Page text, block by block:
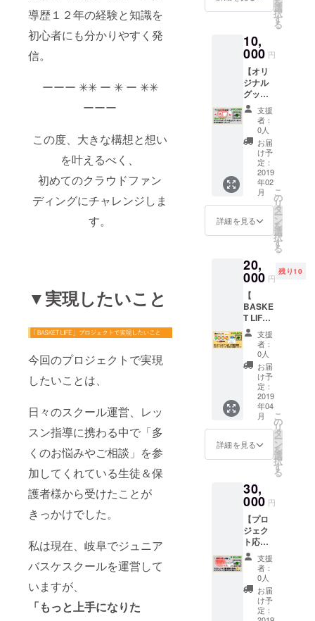
導歴１２年の経験と知識を
初心者にも分かりやすく発
信。
ーーー ✳︎✳︎ ー ✳︎ ー ✳︎✳︎
ーーー
この度、大きな構想と想い
を叶えるべく、
初めてのクラウドファン
ディングにチャレンジしま
す。
▼実現したいこと
今回のプロジェクトで実現
したいことは、
日々のスクール運営、レッ
スン指導に携わる中で「多
くのお悩みやご相談」を参
加してくれている生徒＆保
護者様から受けたことが
きっかけでした。
私は現在、岐阜でジュニア
バスケスクールを運営して
いますが、
「もっと上手になりた
阜・池田町
習施設を創
立。【少人
数・技術指
導】に特化
したバスケ
スクールを
運営し、今
までに３０
０人を越え
る生徒に指
導を行う。
・Your
たの専属
コーチ」運
https://aotats
u.com 》
→「あなた
のもっと上
達したいを
叶える」を
コンセプト
に、バス
ケ・水泳・
コーチング
門的な情報
を発信。月
間２〜３万
PVのアクセ
スと「バス
ケお悩み相
談サービ
ス」登録者
は累計１４
員登
経過前
に事前
にサ
ポート
までご
連絡く
ださ
い。
メッ
ロジェ
クト終
了後の
2019年
2月中に
お送り
致しま
す。
は、
2019年
4月末頃
を予定
してお
りま
す。 →
完成次
第、
メール
にて会
員様専
用Web
サイト
へのア
方法と
会員登
のご案
内メー
ルを送
付致し
ます。
※会員登
録後
２ヶ月
経過す
ると自
動更新
となり
ますの
で、更
新され
合は会
員登
経過前
に事前
にサ
ポート
までご
連絡く
ださ
い。
ケー
ス」の
４種類
からお
選びい
ただけ
ます。
※オリジ
ナル
グッズ
希望商
品２点
を備考
欄に記
載して
いただ
きます
す。 ※
ご登録
いただ
いた
メール
アドレ
スへお
礼動画
メッ
セージ
をお送
り致し
ます。
※オリジ
ナル
＆お礼
メッ
ロジェ
クト終
了後の
2019年
2月中に
お送り
致しま
す。
月間、
無料招
『全150
本の動
画レッ
スン見
放題』
＆『テ
スト機
能・
コーチ
ングサ
ポー
ト』を
ご利用
可能で
す。
（※通常
料金で
¥1,500~
¥2,000
程度、
お得に
ご利用
できま
す） ご
支援の
お礼
メッ
セージ
も添え
てお届
けしま
す。 ※
オンラ
インス
は、
2019年
4月末頃
を予定
してお
りま
す。 →
完成次
第、
メール
にて会
員様専
選
択
す
る
10,
000 円
【オリ
ジナル
グッズ
４点全
てプレ
ゼント
＆お礼
メッ
セー
ジ】 プ
ロジェ
クト応
援の感
謝の気
持ちと
して、
ナル
グッズ
４点全
てとお
礼動画
メッ
セージ
をお届
けしま
す。 オ
リジナ
ルグッ
ズは、
「マグ
カッ
プ・ス
マホリ
ル・
キー
ケー
ス」の
４種類
のお届
けとな
りま
す。 ※
ご登録
いただ
いた
支援
者：
0人
お届
け予
定：
2019
年02
月
詳細を見る
こ
の
リ
タ
ー
ン
を
選
択
す
る
20,
000 円
残り10
【
BASKE
T LIFE
６ヶ月
無料招
待の権
利＆マ
ンツー
マン
レッス
ン１回
分＆お
礼メッ
セージ
】 当オ
ンライ
クール
へ６ヶ
月間、
無料招
待。
『全150
本の動
画レッ
スン見
放題』
＆『テ
スト機
支援
者：
0人
お届
け予
定：
2019
年04
月
詳細を見る
こ
の
リ
タ
ー
ン
を
選
択
す
る
30,
000 円
【プロ
ジェク
ト応援
感謝の
気持ち
《 大 》
＆オリ
ジナル
グッズ
支援
者：
0人
お届
け予
定：